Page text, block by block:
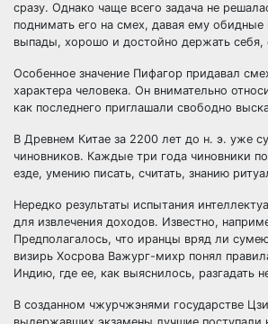
сразу. Однако чаще всего задача не
поднимать его на смех, давая ему обидные
выпады, хорошо и достойно держать себя,
Особенное значение Пифагор придавал
характера человека. Он внимательно
как последнего приглашали свободно
В Древнем Китае за 2200 лет до н. э. уже
чиновников. Каждые три года чиновники
езде, умению писать, считать, знанию
Нередко результаты испытания
для извлечения доходов. Известно,
Предполагалось, что иранцы вряд ли
визирь Хосрова Важург-михр понял
Индию, где ее, как выяснилось, разгадать
В созданном чжурчжэнями государстве